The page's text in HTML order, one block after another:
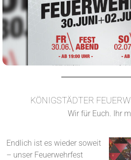
KÖNIGSTÄDTER
Wir für Euch. Ihr
Endlich ist es wieder soweit
– unser Feuerwehrfest